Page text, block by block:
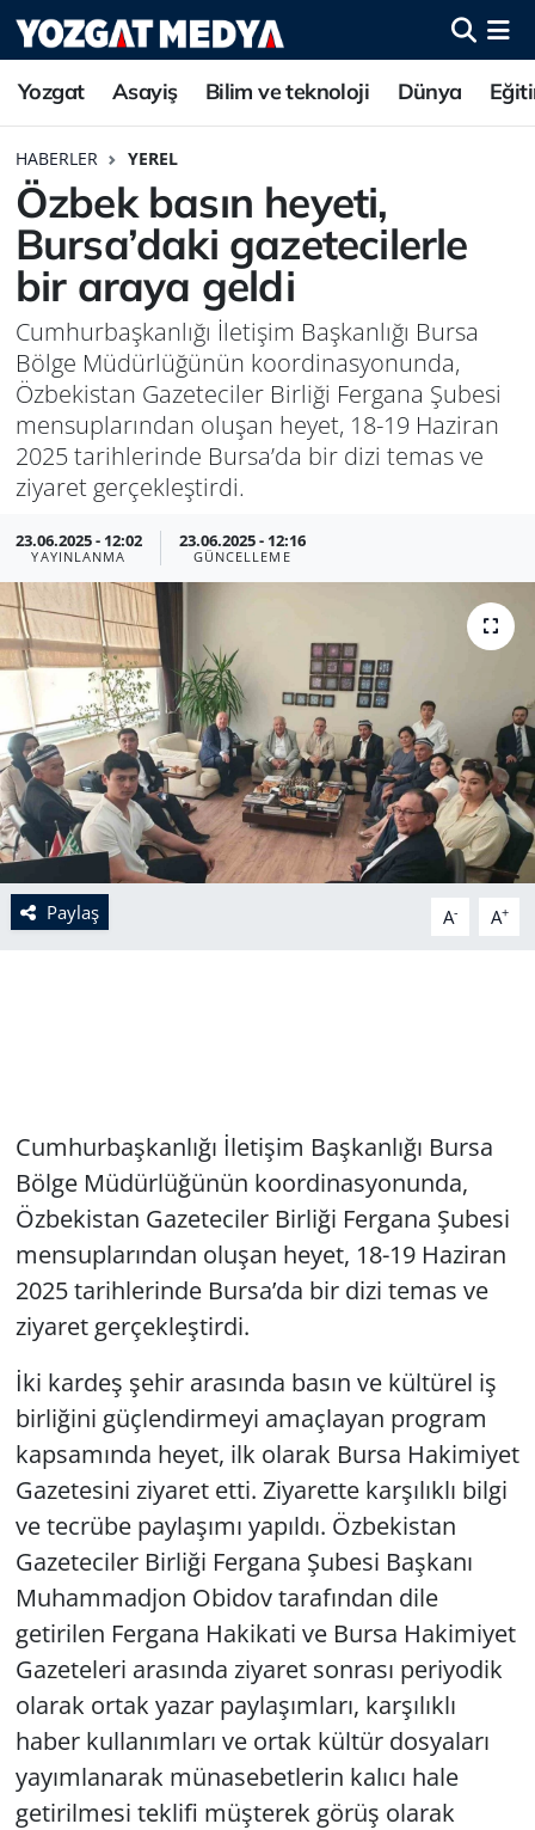
Yozgat Asayiş Bilim ve teknoloji Dünya
HABERLER YEREL
Özbek basın heyeti,
Bursa’daki gazetecilerle
bir araya geldi
Cumhurbaşkanlığı İletişim Başkanlığı Bursa
Bölge Müdürlüğünün koordinasyonunda,
Özbekistan Gazeteciler Birliği Fergana Şubesi
mensuplarından oluşan heyet, 18-19 Haziran
2025 tarihlerinde Bursa’da bir dizi temas ve
ziyaret gerçekleştirdi.
23.06.2025 - 12:02
YAYINLANMA
23.06.2025 - 12:16
GÜNCELLEME
Paylaş A- A+
Cumhurbaşkanlığı İletişim Başkanlığı Bursa
Bölge Müdürlüğünün koordinasyonunda,
Özbekistan Gazeteciler Birliği Fergana Şubesi
mensuplarından oluşan heyet, 18-19 Haziran
2025 tarihlerinde Bursa’da bir dizi temas ve
ziyaret gerçekleştirdi.
İki kardeş şehir arasında basın ve kültürel iş
birliğini güçlendirmeyi amaçlayan program
kapsamında heyet, ilk olarak Bursa Hakimiyet
Gazetesini ziyaret etti. Ziyarette karşılıklı bilgi
ve tecrübe paylaşımı yapıldı. Özbekistan
Gazeteciler Birliği Fergana Şubesi Başkanı
Muhammadjon Obidov tarafından dile
getirilen Fergana Hakikati ve Bursa Hakimiyet
Gazeteleri arasında ziyaret sonrası periyodik
olarak ortak yazar paylaşımları, karşılıklı
haber kullanımları ve ortak kültür dosyaları
yayımlanarak münasebetlerin kalıcı hale
getirilmesi teklifi müşterek görüş olarak